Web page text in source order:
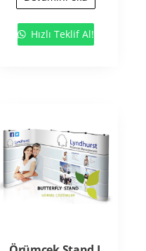
Hızlı Teklif Al!